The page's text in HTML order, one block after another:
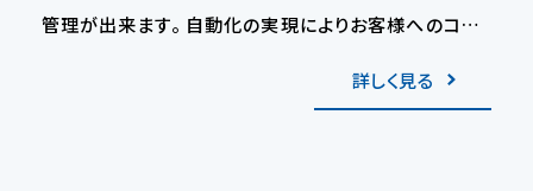
管理が出来ます。 自動化の実現によりお客様へのコス
詳しく見る